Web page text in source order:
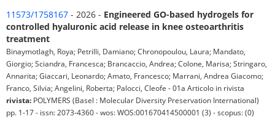
11573/1758167 - 2026 - Engineered GO-based hydrogels for
controlled hyaluronic acid release in knee osteoarthritis
treatment
Binaymotlagh, Roya; Petrilli, Damiano; Chronopoulou, Laura; Mandato,
Giorgio; Sciandra, Francesca; Brancaccio, Andrea; Colone, Marisa; Stringaro,
Annarita; Giaccari, Leonardo; Amato, Francesco; Marrani, Andrea Giacomo;
Franco, Silvia; Angelini, Roberta; Palocci, Cleofe - 01a Articolo in rivista
rivista: POLYMERS (Basel : Molecular Diversity Preservation International)
pp. 1-17 - issn: 2073-4360 - wos: WOS:001670414500001 (3) - scopus: (0)